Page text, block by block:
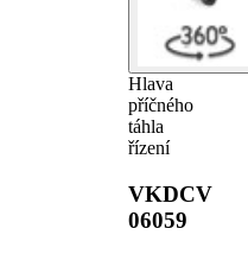
Hlava
příčného
táhla
řízení
VKDCV
06059